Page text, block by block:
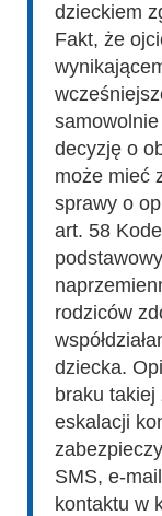
dzieckiem
Fakt, że
decyzję o
może mieć
sprawy o
art. 58
rodziców
dziecka.
braku
eskalacji
SMS, e-
kontaktu w